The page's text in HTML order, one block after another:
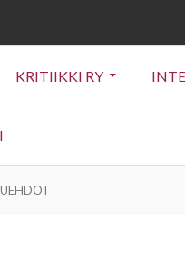
KRITIIKKI RY